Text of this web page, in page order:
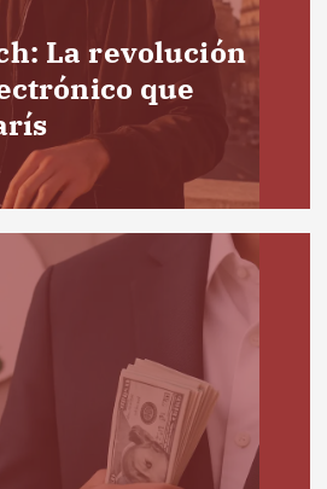
La revolución
que